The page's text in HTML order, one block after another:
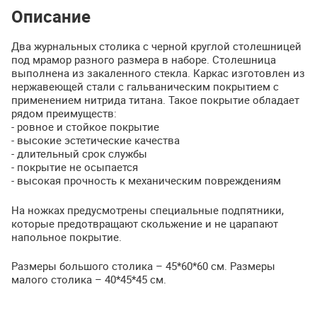
Описание
Два журнальных столика с черной круглой столешницей
под мрамор разного размера в наборе. Столешница
выполнена из закаленного стекла. Каркас изготовлен из
нержавеющей стали с гальваническим покрытием с
применением нитрида титана. Такое покрытие обладает
рядом преимуществ:
- ровное и стойкое покрытие
- высокие эстетические качества
- длительный срок службы
- покрытие не осыпается
- высокая прочность к механическим повреждениям
На ножках предусмотрены специальные подпятники,
которые предотвращают скольжение и не царапают
напольное покрытие.
Размеры большого столика – 45*60*60 см. Размеры
малого столика – 40*45*45 см.